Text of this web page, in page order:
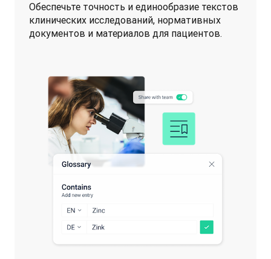
Обеспечьте точность и единообразие текстов
клинических исследований, нормативных
документов и материалов для пациентов.